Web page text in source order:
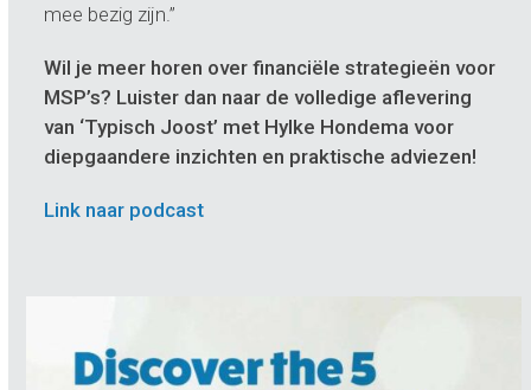
mee bezig zijn.”
Wil je meer horen over financiële strategieën voor
MSP’s? Luister dan naar de volledige aflevering
van ‘Typisch Joost’ met Hylke Hondema voor
diepgaandere inzichten en praktische adviezen!
Link naar podcast